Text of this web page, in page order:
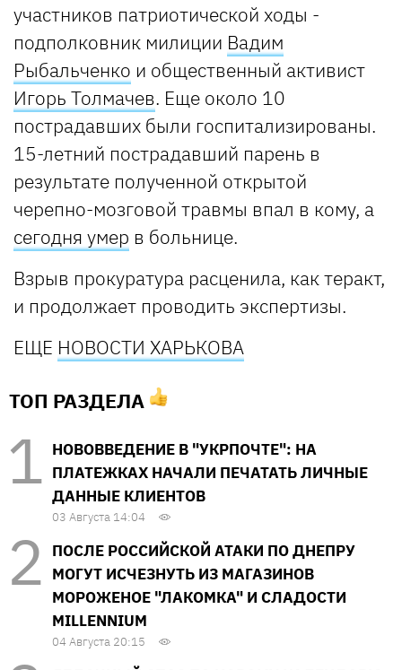
участников патриотической ходы -
подполковник милиции Вадим
Рыбальченко и общественный активист
Игорь Толмачев. Еще около 10
пострадавших были госпитализированы.
15-летний пострадавший парень в
результате полученной открытой
черепно-мозговой травмы впал в кому, а
сегодня умер в больнице.
Взрыв прокуратура расценила, как теракт,
и продолжает проводить экспертизы.
ЕЩЕ НОВОСТИ ХАРЬКОВА
ТОП РАЗДЕЛА
НОВОВВЕДЕНИЕ В "УКРПОЧТЕ": НА
ПЛАТЕЖКАХ НАЧАЛИ ПЕЧАТАТЬ ЛИЧНЫЕ
ДАННЫЕ КЛИЕНТОВ
03 Августа 14:04
ПОСЛЕ РОССИЙСКОЙ АТАКИ ПО ДНЕПРУ
МОГУТ ИСЧЕЗНУТЬ ИЗ МАГАЗИНОВ
МОРОЖЕНОЕ "ЛАКОМКА" И СЛАДОСТИ
MILLENNIUM
04 Августа 20:15